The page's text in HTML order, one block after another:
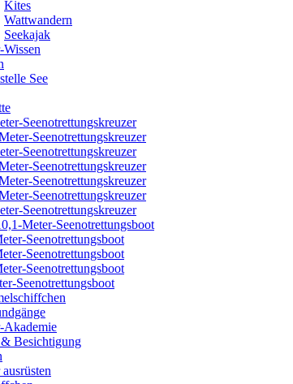
Kites
Wattwandern
Seekajak
Wissen
See
Seenotrettungskreuzer
Seenotrettungskreuzer
Seenotrettungskreuzer
Seenotrettungskreuzer
Seenotrettungskreuzer
Seenotrettungskreuzer
Seenotrettungskreuzer
Meter-Seenotrettungsboot
Seenotrettungsboot
Seenotrettungsboot
Seenotrettungsboot
Seenotrettungsboot
Akademie
Besichtigung